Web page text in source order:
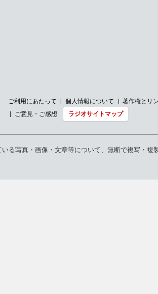
ご利用にあたって 個人情報について
著作権とリ
ご意見・ご感想
ラジオサイトマップ
る写真・画像・文章等について、無断で複写・